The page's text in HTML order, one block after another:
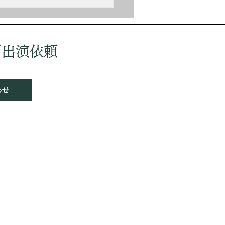
首席卒業する。しかし神
が嫌で医学を勉強したり陸
ロッパ各地で演奏活動を行
ィーンフィルの入団試験に
喜
演依頼
せ